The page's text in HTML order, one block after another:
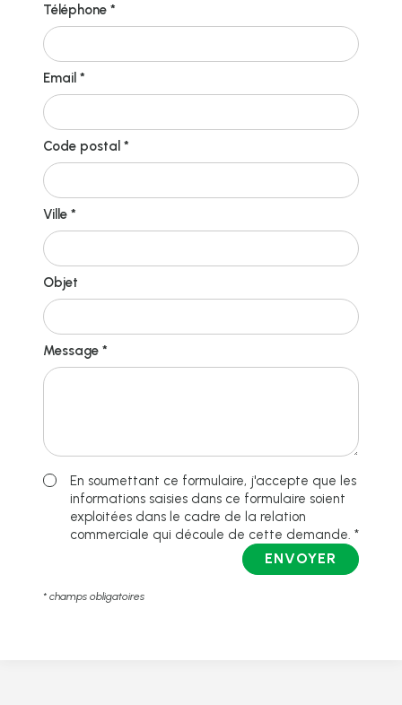
Téléphone *
Email *
Code postal *
Ville *
Objet
Message *
En soumettant ce formulaire, j'accepte que les
informations saisies dans ce formulaire soient
exploitées dans le cadre de la relation
commerciale qui découle de cette demande. *
ENVOYER
* champs obligatoires